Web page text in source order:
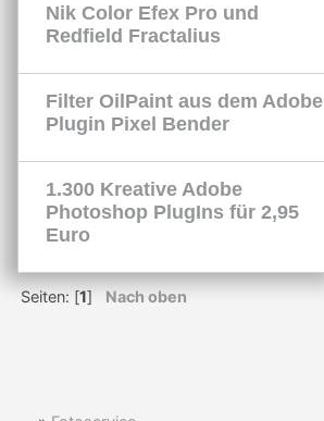
Nik Color Efex Pro und
Redfield Fractalius
Filter OilPaint aus dem Adobe
Plugin Pixel Bender
1.300 Kreative Adobe
Photoshop PlugIns für 2,95
Euro
Seiten: [1] Nach oben